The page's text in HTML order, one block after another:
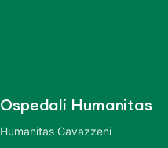
Ospedali Humanitas
Humanitas Gavazzeni